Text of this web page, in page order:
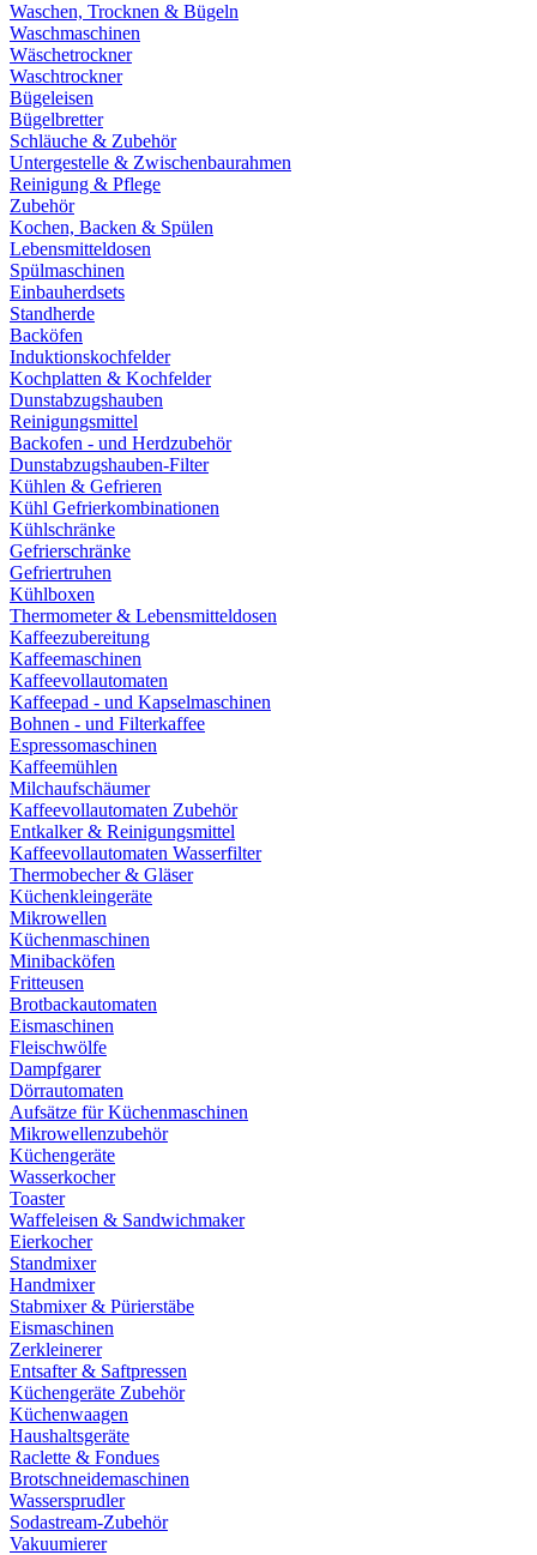
Waschen, Trocknen & Bügeln
Waschmaschinen
Wäschetrockner
Waschtrockner
Bügeleisen
Bügelbretter
Schläuche & Zubehör
Untergestelle & Zwischenbaurahmen
Reinigung & Pflege
Zubehör
Kochen, Backen & Spülen
Lebensmitteldosen
Spülmaschinen
Einbauherdsets
Standherde
Backöfen
Induktionskochfelder
Kochplatten & Kochfelder
Dunstabzugshauben
Reinigungsmittel
Backofen - und Herdzubehör
Dunstabzugshauben-Filter
Kühlen & Gefrieren
Kühl Gefrierkombinationen
Kühlschränke
Gefrierschränke
Gefriertruhen
Kühlboxen
Thermometer & Lebensmitteldosen
Kaffeezubereitung
Kaffeemaschinen
Kaffeevollautomaten
Kaffeepad - und Kapselmaschinen
Bohnen - und Filterkaffee
Espressomaschinen
Kaffeemühlen
Milchaufschäumer
Kaffeevollautomaten Zubehör
Entkalker & Reinigungsmittel
Kaffeevollautomaten Wasserfilter
Thermobecher & Gläser
Küchenkleingeräte
Mikrowellen
Küchenmaschinen
Minibacköfen
Fritteusen
Brotbackautomaten
Eismaschinen
Fleischwölfe
Dampfgarer
Dörrautomaten
Aufsätze für Küchenmaschinen
Mikrowellenzubehör
Küchengeräte
Wasserkocher
Toaster
Waffeleisen & Sandwichmaker
Eierkocher
Standmixer
Handmixer
Stabmixer & Pürierstäbe
Eismaschinen
Zerkleinerer
Entsafter & Saftpressen
Küchengeräte Zubehör
Küchenwaagen
Haushaltsgeräte
Raclette & Fondues
Brotschneidemaschinen
Wassersprudler
Sodastream-Zubehör
Vakuumierer